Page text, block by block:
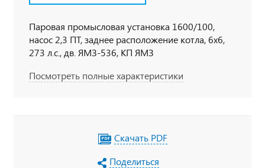
Паровая промысловая установка 1600/100,
насос 2,3 ПТ, заднее расположение котла, 6х6,
273 л.с., дв. ЯМЗ-536, КП ЯМЗ
Посмотреть полные характеристики
Скачать PDF
Поделиться